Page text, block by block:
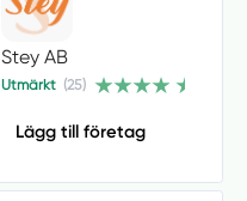
Stey AB
Utmärkt (25)
Lägg till företag